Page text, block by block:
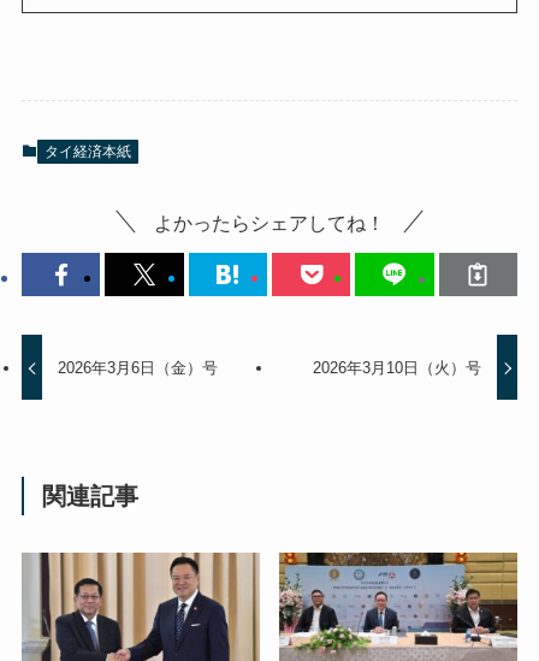
タイ経済本紙
よかったらシェアしてね！
2026年3月6日（金）号 2026年3月10日（火）号
関連記事